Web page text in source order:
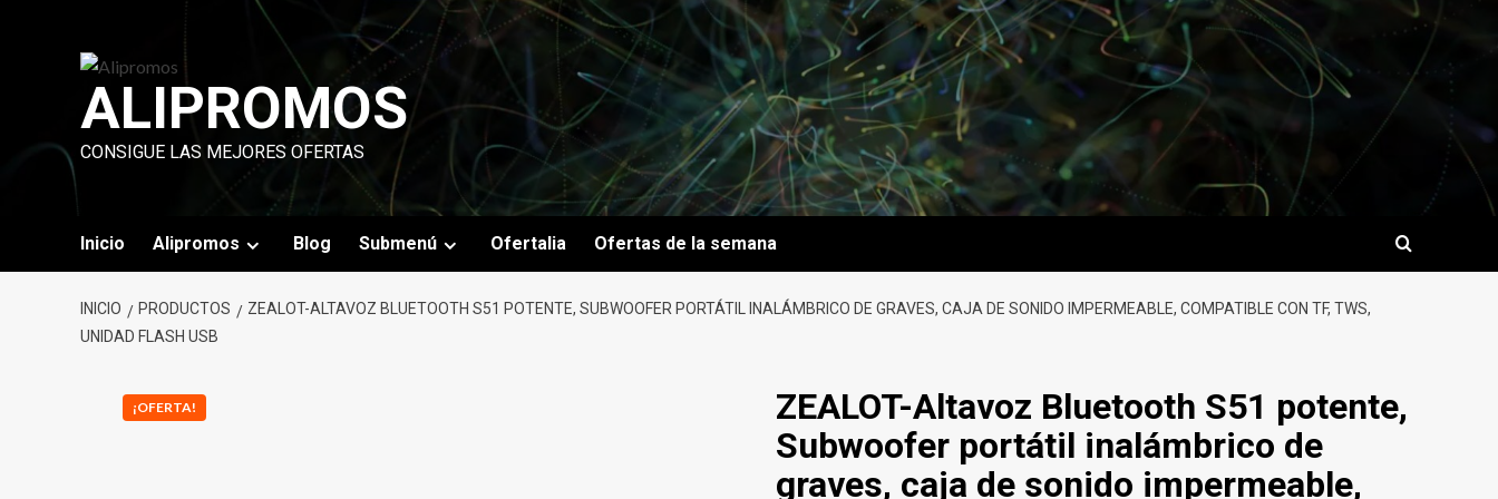
ALIPROMOS
CONSIGUE LAS MEJORES OFERTAS
Inicio Alipromos Blog Submenú Ofertalia Ofertas de la semana
INICIO PRODUCTOS
ZEALOT-ALTAVOZ BLUETOOTH S51 POTENTE, SUBWOOFER PORTÁTIL INALÁMBRICO DE GRAVES, CAJA DE SONIDO IMPERMEABLE, COMPATIBLE CON TF, TWS,
UNIDAD FLASH USB
¡OFERTA!
ZEALOT-Altavoz Bluetooth S51 potente,
Subwoofer portátil inalámbrico de
graves, caja de sonido impermeable,